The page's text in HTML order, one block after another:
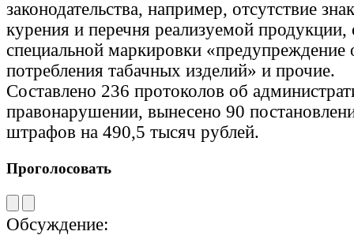
законодательства, например, отсутствие
курения и перечня реализуемой продукции,
специальной маркировки «предупреждение
потребления табачных изделий» и прочие.
Составлено 236 протоколов об
правонарушении, вынесено 90
штрафов на 490,5 тысяч рублей.
Проголосовать
Обсуждение: